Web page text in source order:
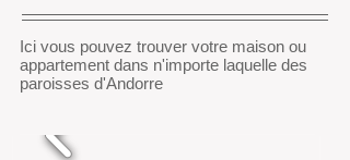
Ici vous pouvez trouver votre maison ou
appartement dans n'importe laquelle des
paroisses d'Andorre